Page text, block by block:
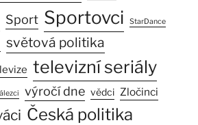
Sport Sportovci StarDance
světová politika
televizní seriály
výročí dne vědci Zločinci
Česká politika